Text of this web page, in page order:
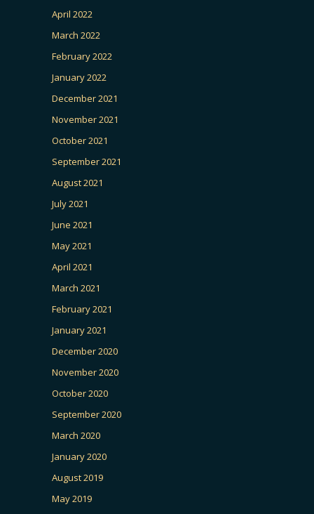
April 2022
March 2022
February 2022
January 2022
December 2021
November 2021
October 2021
September 2021
August 2021
July 2021
June 2021
May 2021
April 2021
March 2021
February 2021
January 2021
December 2020
November 2020
October 2020
September 2020
March 2020
January 2020
August 2019
May 2019